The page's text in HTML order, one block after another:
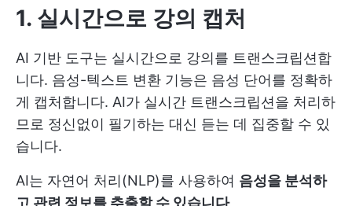
1. 실시간으로 강의 캡처
AI 기반 도구는 실시간으로 강의를 트랜스크립션합
니다. 음성-텍스트 변환 기능은 음성 단어를 정확하
게 캡처합니다. AI가 실시간 트랜스크립션을 처리하
므로 정신없이 필기하는 대신 듣는 데 집중할 수 있
습니다.
AI는 자연어 처리(NLP)를 사용하여 음성을 분석하
고 관련 정보를 추출할 수 있습니다